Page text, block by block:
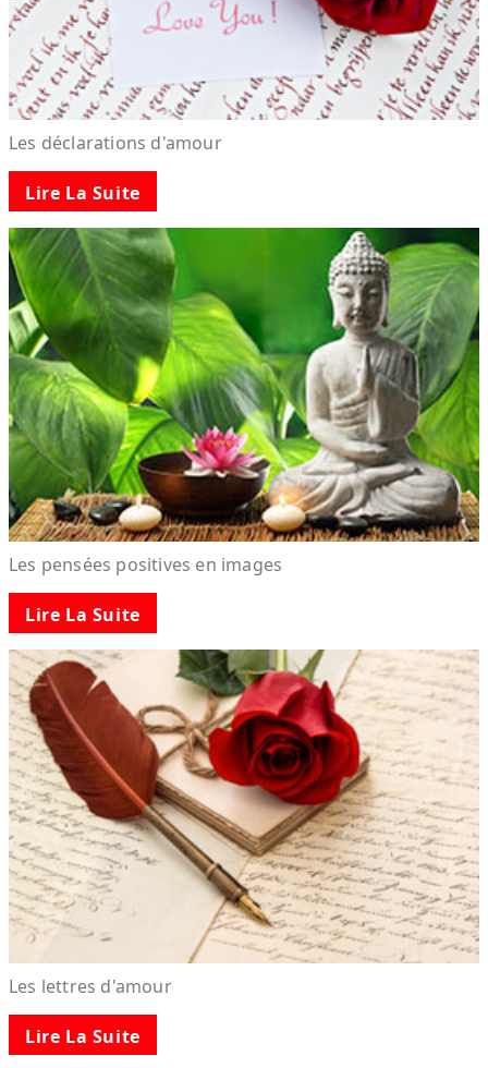
Les déclarations d'amour
Lire La Suite
Les pensées positives en images
Lire La Suite
Les lettres d'amour
Lire La Suite